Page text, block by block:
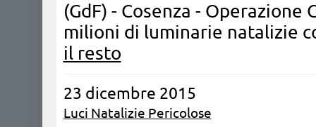
(GdF) - Cosenza -
milioni di luminarie natalizie
il resto
23 dicembre 2015
Luci Natalizie Pericolose